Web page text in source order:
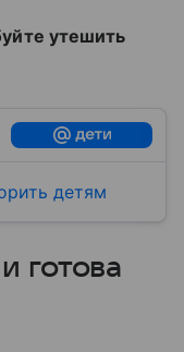
утешить
детям
готова